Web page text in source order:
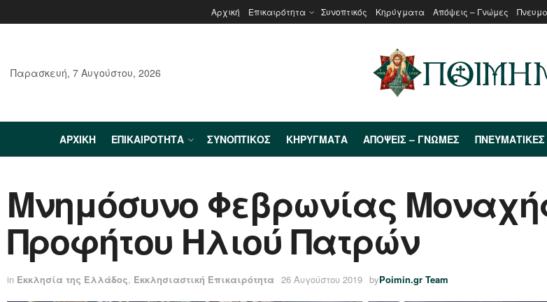
Αρχική Επικαιρότητα Συνοπτικός Κηρύγματα Απόψεις – Γνώμες
Παρασκευή, 7 Αυγούστου, 2026
ΑΡΧΙΚΉ ΕΠΙΚΑΙΡΌΤΗΤΑ ΣΥΝΟΠΤΙΚΌΣ ΚΗΡΎΓΜΑΤΑ ΑΠΌΨΕΙΣ – ΓΝΏΜΕΣ ΠΝΕΥΜΑΤΙΚΈΣ
Μνημόσυνο Φεβρωνίας
Προφήτου Ηλιού Πατρών
in Εκκλησία της Ελλάδος, Εκκλησιαστική Επικαιρότητα 26 Αυγούστου 2019 byPoimin.gr Team